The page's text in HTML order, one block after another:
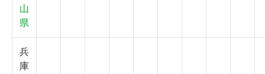
山
県
兵
庫